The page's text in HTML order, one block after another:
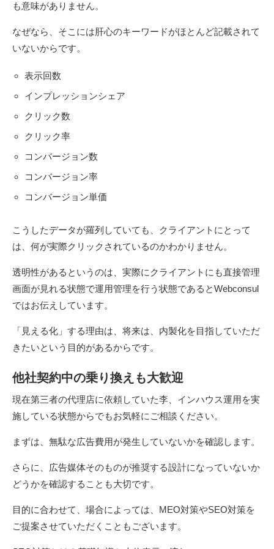
も意味がありません。
なぜなら、そこには肝心のキーワードがほとんど記載されて
いないからです。
表示回数
インプレッションシェア
クリック数
クリック率
コンバージョン数
コンバージョン率
コンバージョン単価
こうしたデータが羅列していても、クライアントにとって
は、何が実際クリックされているのかわかりません。
透明性があるというのは、実際にクライアントにも直接管理
画面が見れる状態で運用管理を行う状態であるとWebconsul
ではお伝えしています。
「見える化」する理由は、将来は、内製化を目指していただ
きたいという目的があるからです。
他社契約中の乗り換えも大歓迎
現在第三者の代理店に依頼していた李、インハウス運用を実
施している状態からでもお気軽にご相談ください。
まずは、無駄な広告費用が発生していないかを確認します。
さらに、広告媒体そのものが推奨する設計になっていないか
どうかを確認することも大切です。
目的に合わせて、場合によっては、MEO対策やSEO対策を
ご提案させていただくこともございます。